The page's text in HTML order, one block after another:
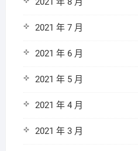
2021 年 7 月
2021 年 6 月
2021 年 5 月
2021 年 4 月
2021 年 3 月